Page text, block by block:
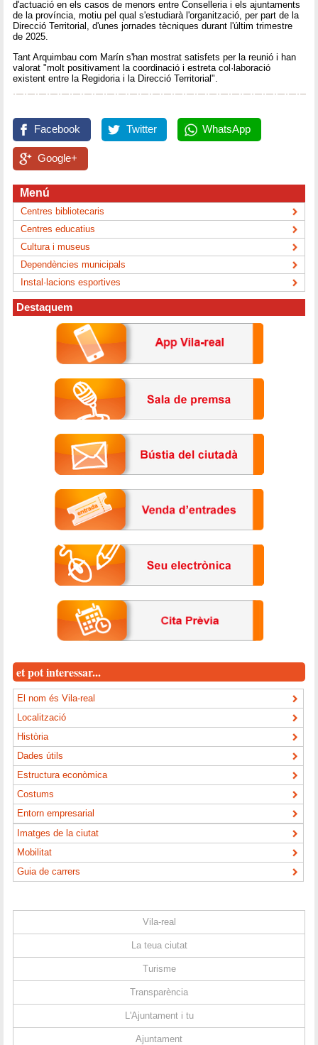
d'actuació en els casos de menors entre Conselleria i els ajuntaments
de la província, motiu pel qual s'estudiarà l'organització, per part de la
Direcció Territorial, d'unes jornades tècniques durant l'últim trimestre
de 2025.
Tant Arquimbau com Marín s'han mostrat satisfets per la reunió i han
valorat "molt positivament la coordinació i estreta col·laboració
existent entre la Regidoria i la Direcció Territorial".
Facebook Twitter WhatsApp
Google+
Menú
Centres bibliotecaris
Centres educatius
Cultura i museus
Dependències municipals
Instal·lacions esportives
Destaquem
et pot interessar...
El nom és Vila-real
Localització
Història
Dades útils
Estructura econòmica
Costums
Entorn empresarial
Imatges de la ciutat
Mobilitat
Guia de carrers
Vila-real
La teua ciutat
Turisme
Transparència
L'Ajuntament i tu
Ajuntament